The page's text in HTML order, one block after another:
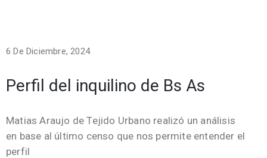
6 De Diciembre, 2024
Perfil del inquilino de Bs As
Matias Araujo de Tejido Urbano realizó un análisis
en base al último censo que nos permite entender el
perfil